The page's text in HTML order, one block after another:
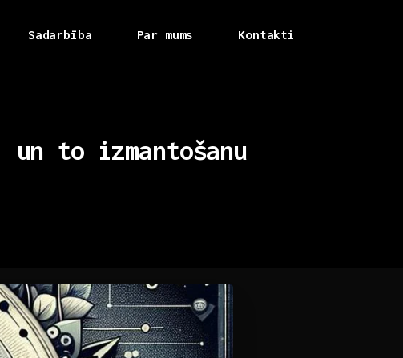
Sadarbība Par mums Kontakti
un to izmantošanu